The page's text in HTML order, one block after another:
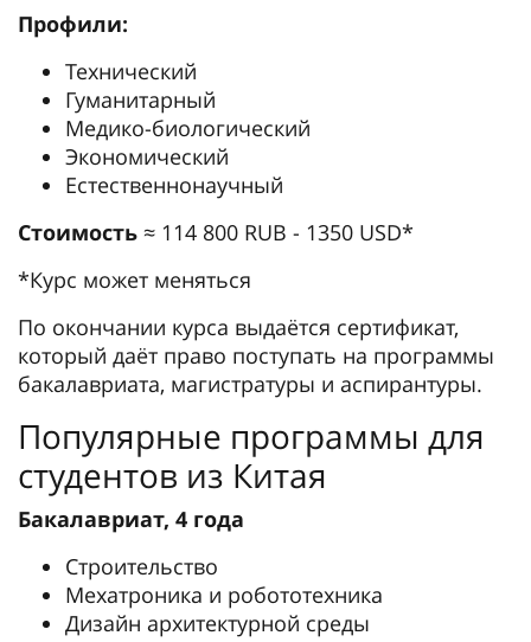
Профили:
Технический
Гуманитарный
Медико-биологический
Экономический
Естественнонаучный
Стоимость ≈ 114 800 RUB - 1350 USD*
*Курс может меняться
По окончании курса выдаётся сертификат,
который даёт право поступать на программы
бакалавриата, магистратуры и аспирантуры.
Популярные программы для
студентов из Китая
Бакалавриат, 4 года
Строительство
Мехатроника и робототехника
Дизайн архитектурной среды